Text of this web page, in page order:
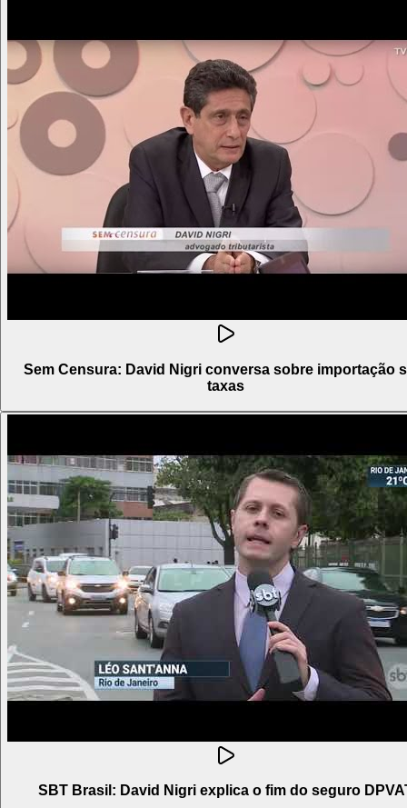
Sem Censura: David Nigri conversa sobre importação
taxas
SBT Brasil: David Nigri explica o fim do seguro